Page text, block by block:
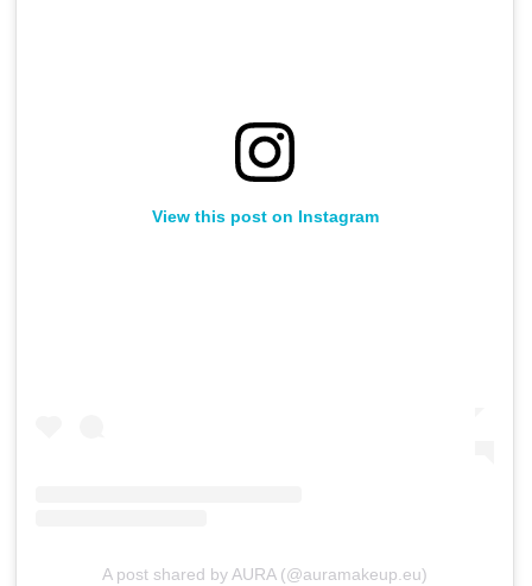
View this post on Instagram
A post shared by AURA (@auramakeup.eu)